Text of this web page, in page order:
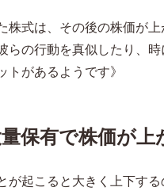
株式は、その後の株価が
の行動を真似したり、時
トがあるようです》
保有で株価が上
が起こると大きく上下す